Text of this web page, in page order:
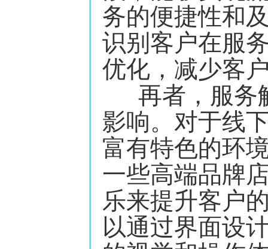
务的便捷性和
识别客户在服
优化，减少客
再者，服务
影响。对于线
富有特色的环
一些高端品牌
乐来提升客户
以通过界面设